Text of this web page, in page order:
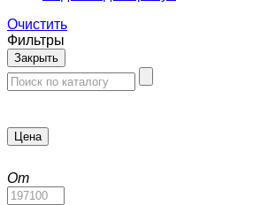
Очистить
Фильтры
Закрыть
Цена
От